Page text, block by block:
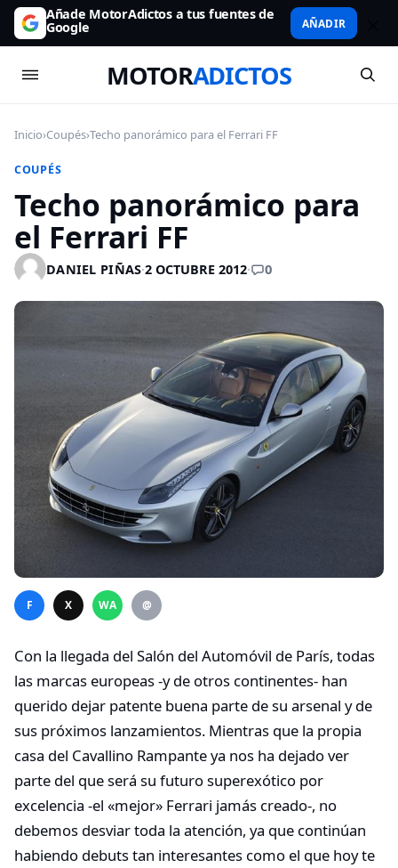
Añade MotorAdictos a tus fuentes de
Google AÑADIR
MOTORADICTOS
Inicio›Coupés›Techo panorámico para el Ferrari FF
COUPÉS
Techo panorámico para
el Ferrari FF
DANIEL PIÑAS·2 OCTUBRE 2012· 0
F X WA @
Con la llegada del Salón del Automóvil de París, todas
las marcas europeas -y de otros continentes- han
querido dejar patente buena parte de su arsenal y de
sus próximos lanzamientos. Mientras que la propia
casa del Cavallino Rampante ya nos ha dejado ver
parte del que será su futuro superexótico por
excelencia -el «mejor» Ferrari jamás creado-, no
debemos desviar toda la atención, ya que continúan
habiendo debuts tan interesantes como el que hoy te